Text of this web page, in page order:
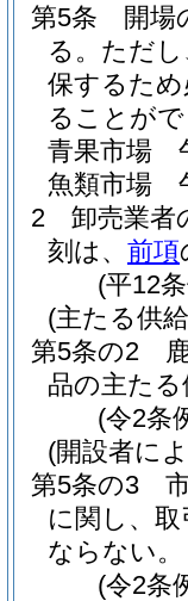
第5条
開場
る。 ただ
保するた
ることが
青果市場
魚類市場
2
卸売業者
刻は、 前項
(平12
(主たる供
第5条の2
品の主た
(令2条
(開設者に
第5条の3
に関し、
ならない。
(令2条